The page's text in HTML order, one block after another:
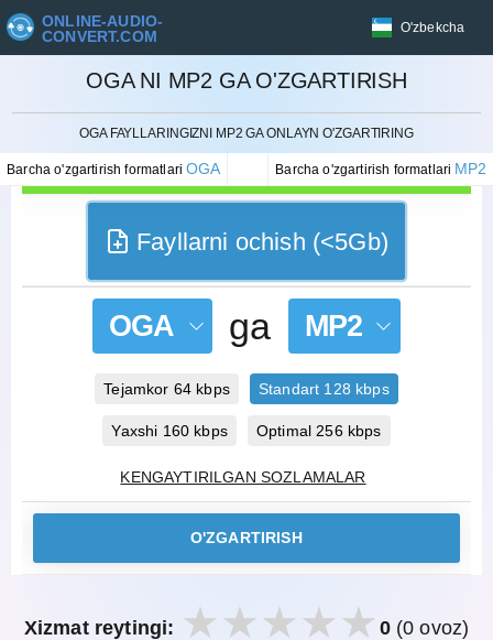
ONLINE-AUDIO-
CONVERT.COM
O'zbekcha
OGA NI MP2 GA O'ZGARTIRISH
OGA FAYLLARINGIZNI MP2 GA ONLAYN O'ZGARTIRING
Barcha o'zgartirish formatlariOGA Barcha o'zgartirish formatlari MP2
BEKOR QILISH
Fayllarni ochish (<5Gb)
OGA ga MP2
Tejamkor 64 kbps Standart 128 kbps
Yaxshi 160 kbps Optimal 256 kbps
KENGAYTIRILGAN SOZLAMALAR
O'ZGARTIRISH
Xizmat reytingi: 0(0 ovoz)